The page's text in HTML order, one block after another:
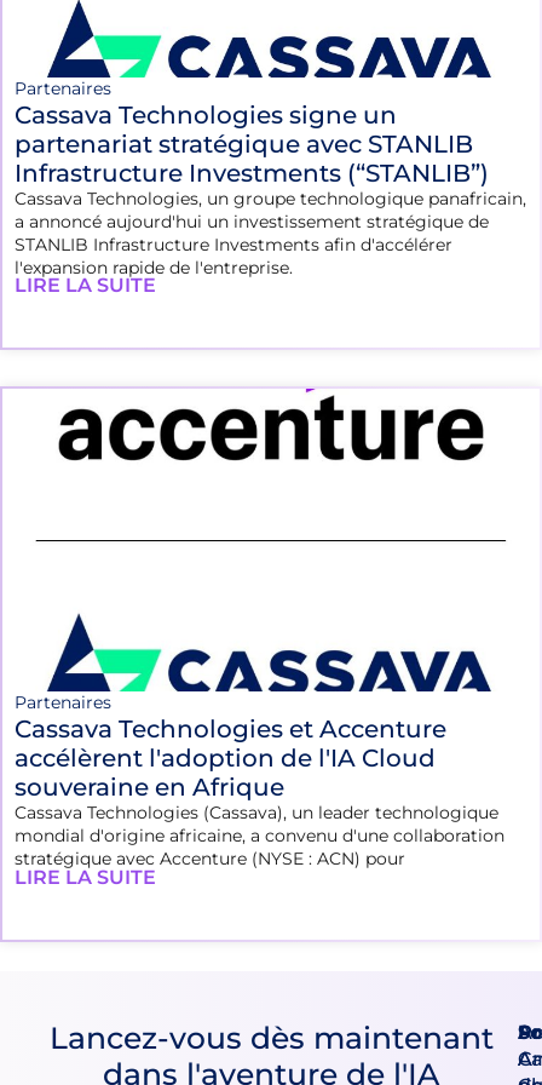
Partenaires
Cassava Technologies signe un
partenariat stratégique avec STANLIB
Infrastructure Investments (“STANLIB”)
Cassava Technologies, un groupe technologique panafricain,
a annoncé aujourd'hui un investissement stratégique de
STANLIB Infrastructure Investments afin d'accélérer
l'expansion rapide de l'entreprise.
LIRE LA SUITE
Partenaires
Cassava Technologies et Accenture
accélèrent l'adoption de l'IA Cloud
souveraine en Afrique
Cassava Technologies (Cassava), un leader technologique
mondial d'origine africaine, a convenu d'une collaboration
stratégique avec Accenture (NYSE : ACN) pour
LIRE LA SUITE
Lancez-vous dès maintenant
dans l'aventure de l'IA
A